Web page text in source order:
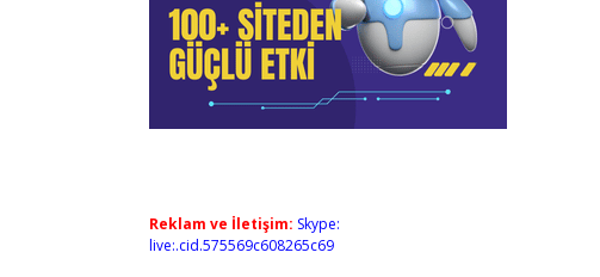
Reklam ve İletişim: Skype:
live:.cid.575569c608265c69